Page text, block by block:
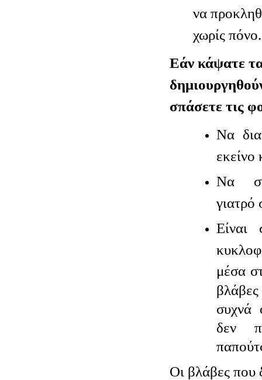
να
χωρίς πόνο.
Εάν κάψατε
σπάσετε τις
Να
εκείνο
Να
γιατρό
Είναι
μέσα
συχνά
δεν
Οι βλάβες που